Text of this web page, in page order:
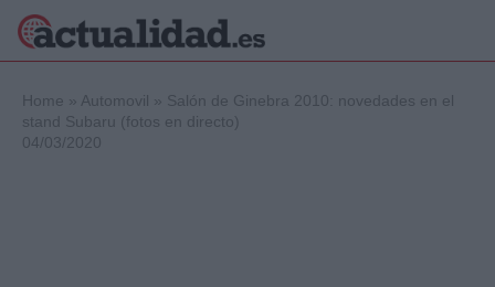
Home » Automovil » Salón de Ginebra 2010: novedades en el
stand Subaru (fotos en directo)
04/03/2020